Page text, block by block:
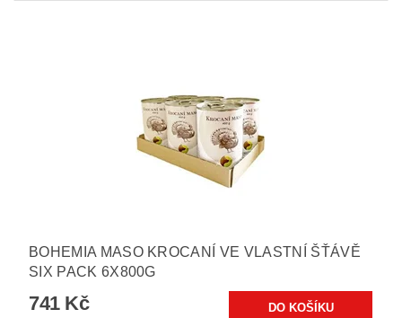
BOHEMIA MASO KROCANÍ VE VLASTNÍ ŠŤÁVĚ
SIX PACK 6X800G
741 Kč